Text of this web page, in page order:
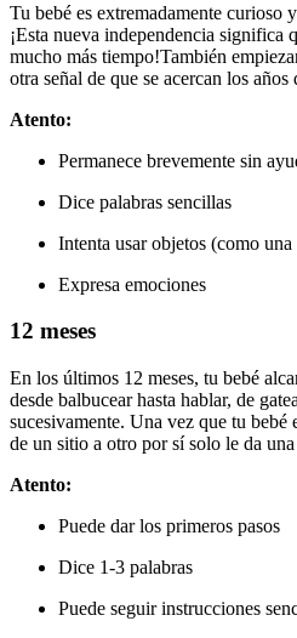
Tu bebé es extremadamente curioso
¡Esta nueva independencia significa
mucho más tiempo!También
otra señal de que se acercan los
Atento:
Permanece brevemente sin
Dice palabras sencillas
Intenta usar objetos (como
Expresa emociones
12 meses
En los últimos 12 meses, tu bebé
desde balbucear hasta hablar, de
sucesivamente. Una vez que tu bebé
de un sitio a otro por sí solo le da
Atento:
Puede dar los primeros pasos
Dice 1-3 palabras
Puede seguir instrucciones